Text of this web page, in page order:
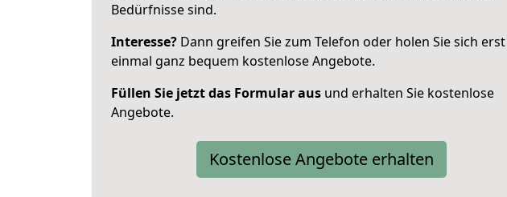
Bedürfnisse sind.
Interesse? Dann greifen Sie zum Telefon oder holen Sie sich erst
einmal ganz bequem kostenlose Angebote.
Füllen Sie jetzt das Formular aus und erhalten Sie kostenlose
Angebote.
Kostenlose Angebote erhalten